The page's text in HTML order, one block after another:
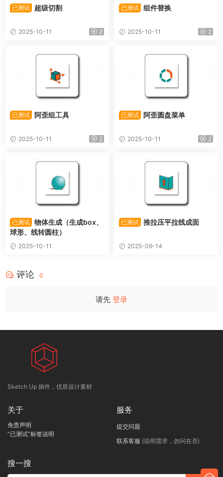
已测试 超级切割
2025-10-11 2
已测试 组件替换
2025-10-11 2
已测试 阿歪组工具
2025-10-11 2
已测试 阿歪圆盘菜单
2025-10-11 2
已测试 物体生成（生成box、
球形、线转圆柱）
2025-10-11
已测试 推拉压平拉线成面
2025-09-14
评论 0
请先 登录
Sketch Up 插件，优质设计素材
关于
免责声明
“已测试”标签说明
服务
提交问题
联系客服 (说明需求，勿问在否)
搜一搜